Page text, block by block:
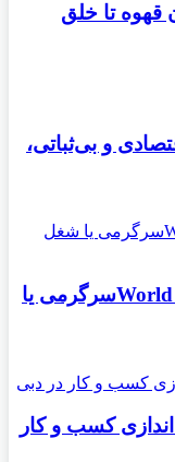
قهوه تا خلق
و بی‌ثباتی،
درآمدزایی از بازی World of Warcraftسرگرمی یا
اندازی کسب و کار